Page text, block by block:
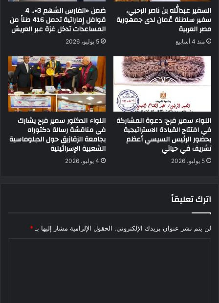
السفير عبدالله بن ناصر الرحبي،
سفير سلطنة عُمان لدى جمهورية
مصر العربية
منذ 4 أسابيع
ضمن «الفارس الشهم 3».. 4
قوافل إماراتية تحمل 416 طناً من
المساعدات تدخل غزة عبر العريش
5 يوليو، 2026
اللواء سمير فرج: دعوة المشاركة
في افتتاح القيادة الاستراتيجية
بحضور الرئيس السيسي أعظم
تشريف في حياتي
5 يوليو، 2026
اللواء الدكتور سمير فرج يشارك
في مناقشة رسالة دكتوراه
بجامعة الزقازيق حول الدبلوماسية
الشعبية الإسرائيلية
4 يوليو، 2026
اترك تعليقاً
لن يتم نشر عنوان بريدك الإلكتروني. الحقول الإلزامية مشار إليها بـ *